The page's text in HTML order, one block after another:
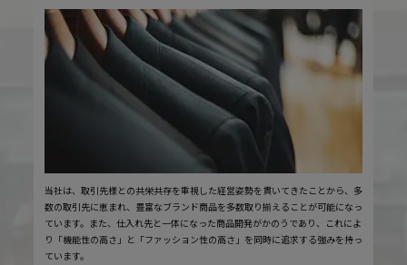
当社は、取引先様との共栄共存を重視した経営姿勢を貫いてきたことから、多
数の取引先に恵まれ、豊富なブランド商品を多数取り揃えることが可能になっ
ています。また、仕入れ先と一体になった商品開発がかのうであり、これによ
り「機能性の高さ」と「ファッション性の高さ」を同時に追求する強みを持っ
ています。